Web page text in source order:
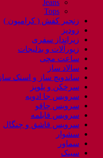
Jeans
Tops
زنجیر کفش ( کرامپون )
زودپز
زیرانداز سفری
زیورآلات و بدلیجات
ساعت مچی
سالاد ساز
ساندویچ ساز و اسنک ساز
سرخکن و پلوپز
سرویس جا ادویه
سرویس چاقو
سرویس قابلمه
سرویس قاشق و چنگال
سشوار
سماور
سینک